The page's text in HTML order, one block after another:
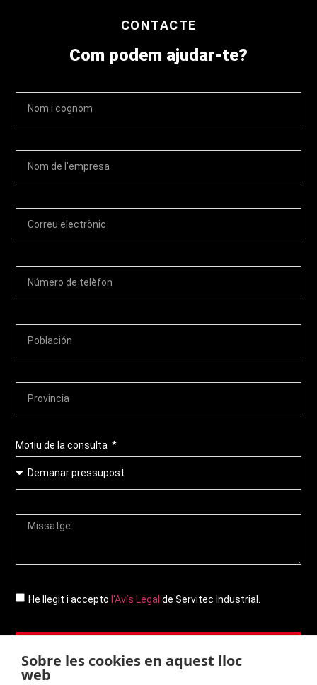
CONTACTE
Com podem ajudar-te?
Motiu de la consulta
He llegit i acceptol'Avís Legal de Servitec Industrial.
Sobre les cookies en aquest lloc
web